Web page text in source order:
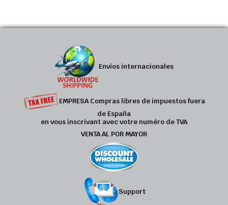
Envíos internacionales
EMPRESA Compras libres de impuestos fuera
de España
en vous inscrivant avec votre numéro de TVA
VENTA AL POR MAYOR
Support